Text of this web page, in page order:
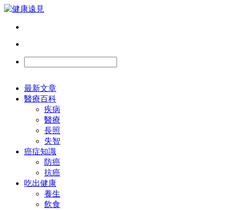
最新文章
醫療百科
疾病
醫療
長照
失智
癌症知識
防癌
抗癌
吃出健康
養生
飲食